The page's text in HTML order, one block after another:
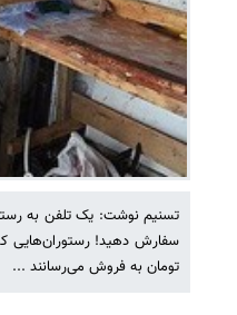
تسنیم نوشت: یک تلفن به
تومان به فروش می‌رسانند ...